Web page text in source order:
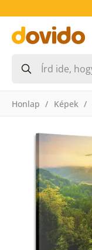
Honlap Képek